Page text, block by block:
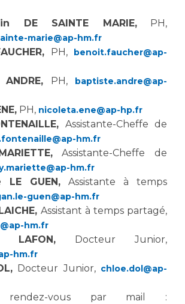
DE SAINTE MARIE,PH,
marie@ap-hm.fr
PH,
benoit.faucher@ap-
PH,
baptiste.andre@ap-
PH, nicoleta.ene@ap-hp.fr
Assistante-Cheffe de
hm.fr
Assistante-Cheffe de
hm.fr
LE GUEN, Assistante à temps
guen@ap-hm.fr
Assistant à temps partagé,
hm.fr
Docteur Junior,
hm.fr
Docteur Junior, chloe.dol@ap-
vous par mail :